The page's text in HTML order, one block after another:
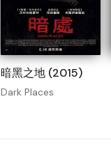
暗黑之地 (2015)
Dark Places